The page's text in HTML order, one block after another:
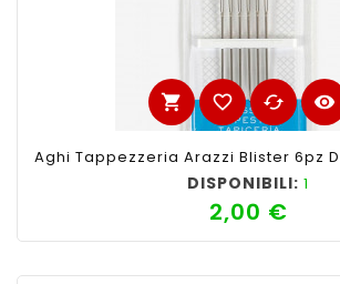
shopping_cart favorite_border cached visibility
DISPONIBILI: 1
2,00 €Prezzo